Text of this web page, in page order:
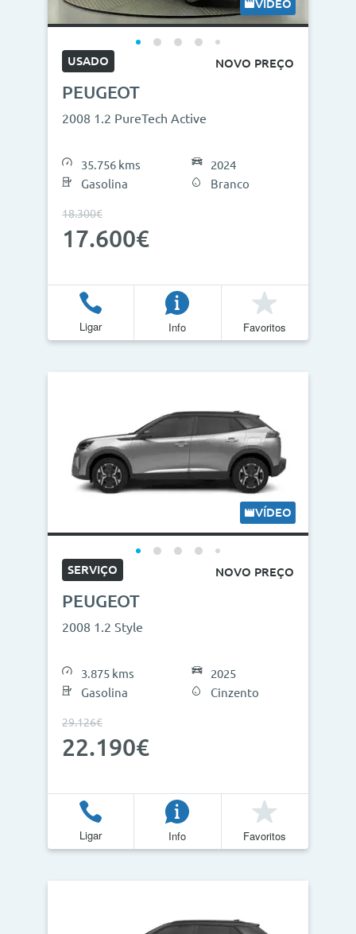
VÍDEO
USADO NOVO PREÇO
PEUGEOT
2008 1.2 PureTech Active
35.756 kms
Gasolina
2024
Branco
18.300€
17.600€
Ligar Info Favoritos
VÍDEO
SERVIÇO NOVO PREÇO
PEUGEOT
2008 1.2 Style
3.875 kms
Gasolina
2025
Cinzento
29.126€
22.190€
Ligar Info Favoritos